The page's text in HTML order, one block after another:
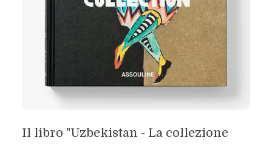
Il libro "Uzbekistan - La collezione